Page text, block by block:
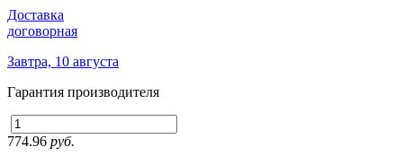
Доставка
договорная
Завтра, 10 августа
Гарантия производителя
774.96 руб.